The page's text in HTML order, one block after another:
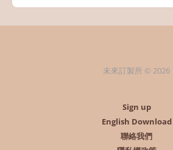
未來訂製所 © 2026
Sign up
English Download
聯絡我們